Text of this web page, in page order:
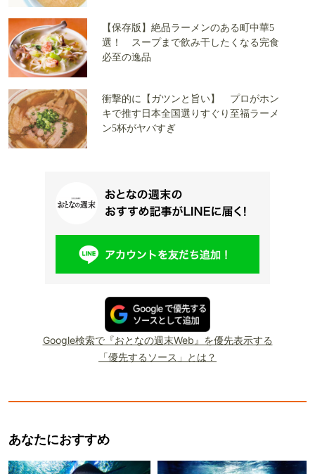
【保存版】絶品ラーメンのある町中華5
選！ スープまで飲み干したくなる完食
必至の逸品
衝撃的に【ガツンと旨い】 プロがホン
キで推す日本全国選りすぐり至福ラーメ
ン5杯がヤバすぎ
Google検索で『おとなの週末Web』を優先表示する
「優先するソース」とは？
あなたにおすすめ